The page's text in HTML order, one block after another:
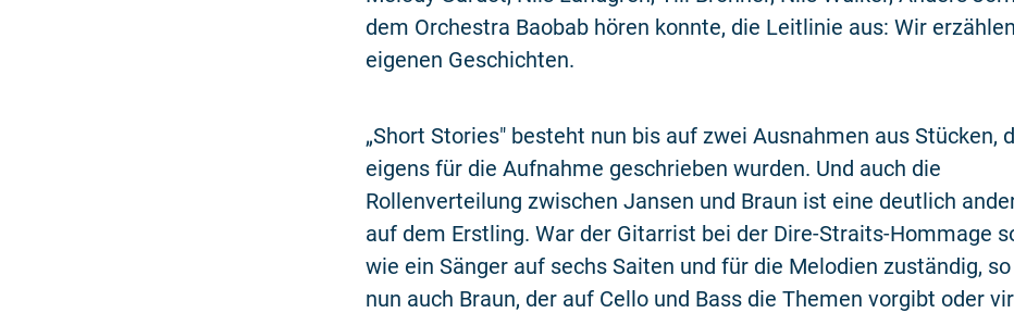
dem Orchestra Baobab hören konnte, die Leitlinie aus: Wir
eigenen Geschichten.
„Short Stories" besteht nun bis auf zwei Ausnahmen aus Stücken,
eigens für die Aufnahme geschrieben wurden. Und auch die
Rollenverteilung zwischen Jansen und Braun ist eine deutlich
auf dem Erstling. War der Gitarrist bei der Dire-Straits-Hommage
wie ein Sänger auf sechs Saiten und für die Melodien zuständig,
nun auch Braun, der auf Cello und Bass die Themen vorgibt oder